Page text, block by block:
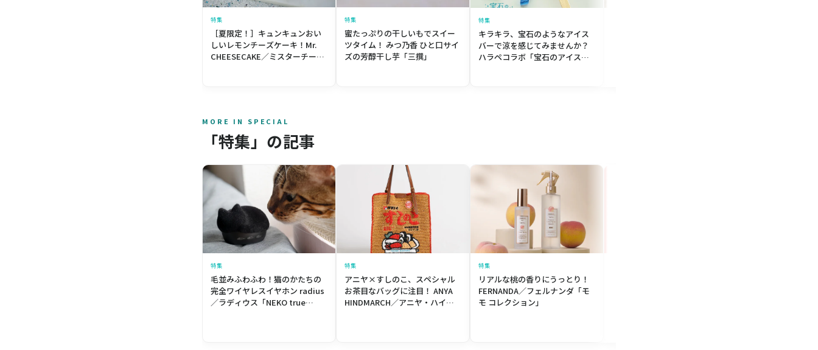
特集
［夏限定！］キュンキュンおい
しいレモンチーズケーキ！Mr.
CHEESECAKE／ミスターチーズ
特集
蜜たっぷりの干しいもでスイー
ツタイム！ みつ乃香 ひと口サイ
ズの芳醇干し芋「三撰」
特集
キラキラ、宝石のようなアイス
バーで涼を感じてみませんか？
ハラペコラボ「宝石のアイスバ
MORE IN SPECIAL
「特集」の記事
特集
毛並みふわふわ！猫のかたちの
完全ワイヤレスイヤホン radius
／ラディウス「NEKO true
特集
アニヤ×すしのこ、スペシャル
お茶目なバッグに注目！ ANYA
HINDMARCH／アニヤ・ハイン
特集
リアルな桃の香りにうっとり！
FERNANDA／フェルナンダ「モ
モ コレクション」